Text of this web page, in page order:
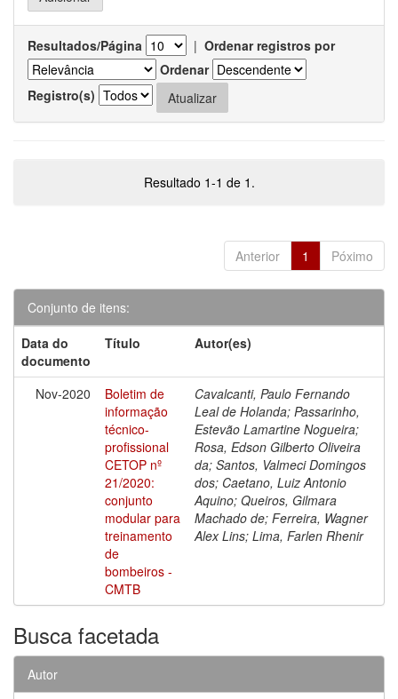
Resultados/Página | Ordenar registros por
Ordenar
Registro(s)
Resultado 1-1 de 1.
Anterior 1 Póximo
Conjunto de itens:
Data do
documento
Título Autor(es)
Nov-2020
Boletim de
informação
técnico-
profissional
CETOP nº
21/2020:
conjunto
modular para
treinamento
de
bombeiros -
CMTB
Cavalcanti, Paulo Fernando
Leal de Holanda; Passarinho,
Estevão Lamartine Nogueira;
Rosa, Edson Gilberto Oliveira
da; Santos, Valmeci Domingos
dos; Caetano, Luiz Antonio
Aquino; Queiros, Gilmara
Machado de; Ferreira, Wagner
Alex Lins; Lima, Farlen Rhenir
Busca facetada
Autor